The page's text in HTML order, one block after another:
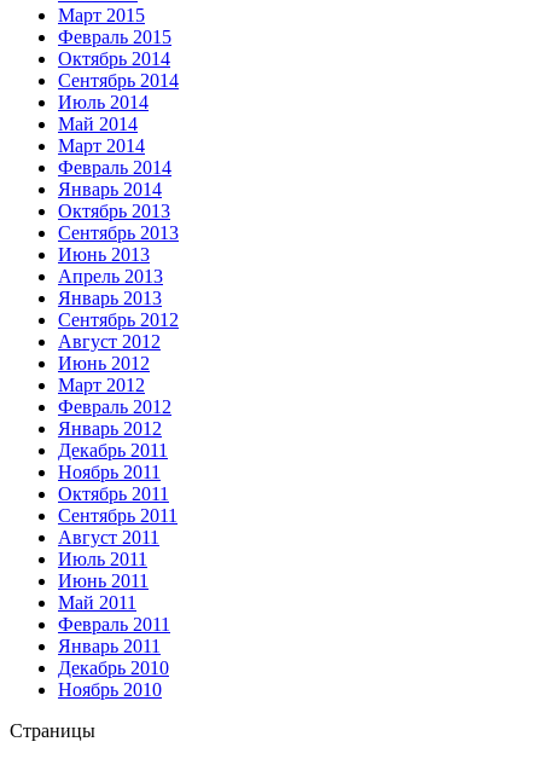
Март 2015
Февраль 2015
Октябрь 2014
Сентябрь 2014
Июль 2014
Май 2014
Март 2014
Февраль 2014
Январь 2014
Октябрь 2013
Сентябрь 2013
Июнь 2013
Апрель 2013
Январь 2013
Сентябрь 2012
Август 2012
Июнь 2012
Март 2012
Февраль 2012
Январь 2012
Декабрь 2011
Ноябрь 2011
Октябрь 2011
Сентябрь 2011
Август 2011
Июль 2011
Июнь 2011
Май 2011
Февраль 2011
Январь 2011
Декабрь 2010
Ноябрь 2010
Страницы